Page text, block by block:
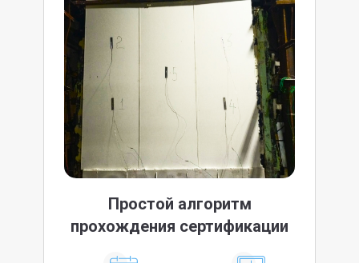
Простой алгоритм
прохождения сертификации